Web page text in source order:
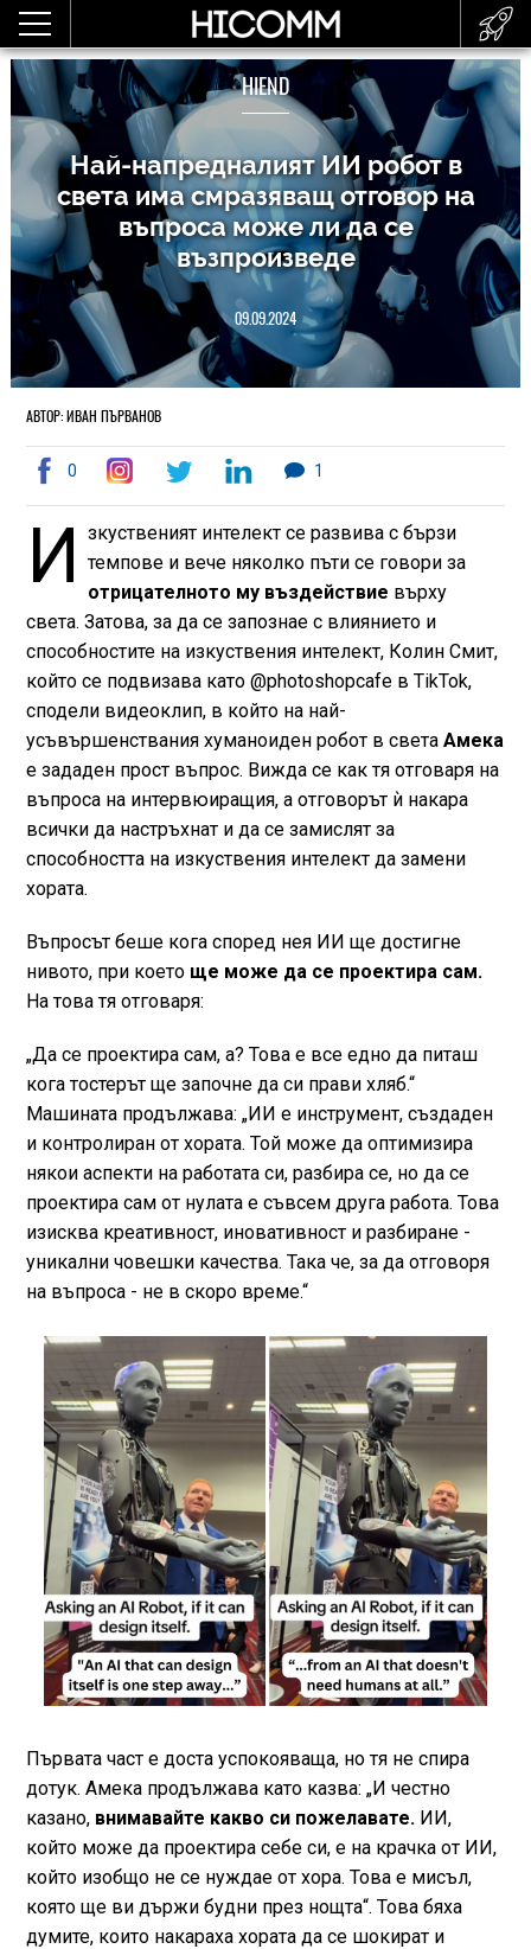
HIEND
Най-напредналият ИИ робот в
света има смразяващ отговор на
въпроса може ли да се
възпроизведе
09.09.2024
АВТОР: ИВАН ПЪРВАНОВ
0 1
И
зкуственият интелект се развива с бързи
темпове и вече няколко пъти се говори за
отрицателното му въздействие върху
света. Затова, за да се запознае с влиянието и
способностите на изкуствения интелект, Колин Смит,
който се подвизава като @photoshopcafe в TikTok,
сподели видеоклип, в който на най-
усъвършенствания хуманоиден робот в света Амека
е зададен прост въпрос. Вижда се как тя отговаря на
въпроса на интервюиращия, а отговорът ѝ накара
всички да настръхнат и да се замислят за
способността на изкуствения интелект да замени
хората.
Въпросът беше кога според нея ИИ ще достигне
нивото, при което ще може да се проектира сам.
На това тя отговаря:
„Да се проектира сам, а? Това е все едно да питаш
кога тостерът ще започне да си прави хляб.“
Машината продължава: „ИИ е инструмент, създаден
и контролиран от хората. Той може да оптимизира
някои аспекти на работата си, разбира се, но да се
проектира сам от нулата е съвсем друга работа. Това
изисква креативност, иновативност и разбиране -
уникални човешки качества. Така че, за да отговоря
на въпроса - не в скоро време.“
Първата част е доста успокояваща, но тя не спира
дотук. Амека продължава като казва: „И честно
казано, внимавайте какво си пожелавате.ИИ,
който може да проектира себе си, е на крачка от ИИ,
който изобщо не се нуждае от хора. Това е мисъл,
която ще ви държи будни през нощта“. Това бяха
думите, които накараха хората да се шокират и